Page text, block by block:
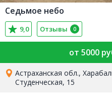
Седьмое небо
9,0 Отзывы 0
от 5000
Астраханская обл.,
Студенческая, 15